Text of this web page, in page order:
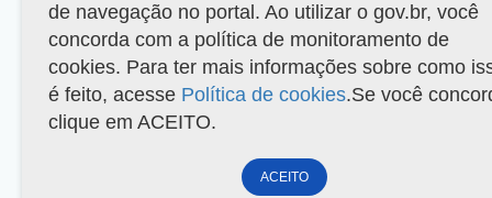
de navegação no portal. Ao utilizar o gov.br, você
concorda com a política de monitoramento de
cookies. Para ter mais informações sobre como
é feito, acesse Política de cookies.Se você
clique em ACEITO.
ACEITO